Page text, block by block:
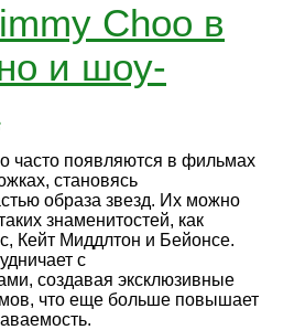
Choo в
и шоу-
часто появляются в фильмах
становясь
образа звезд. Их можно
знаменитостей, как
Кейт Миддлтон и Бейонсе.
с
создавая эксклюзивные
что еще больше повышает